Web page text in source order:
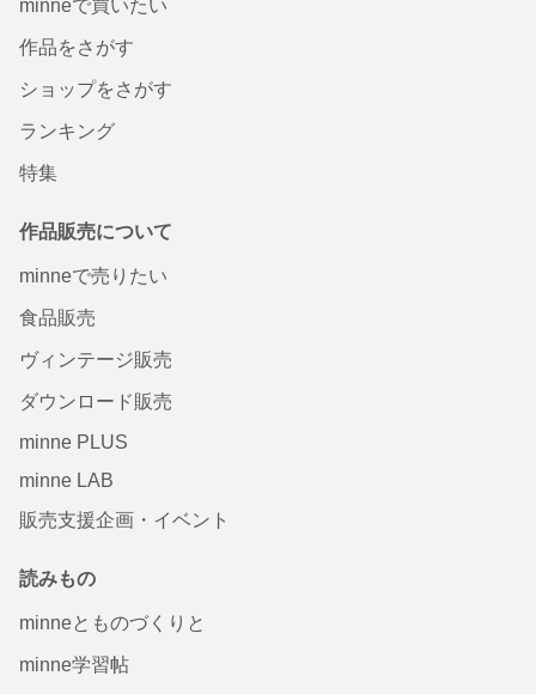
minneで買いたい
作品をさがす
ショップをさがす
ランキング
特集
作品販売について
minneで売りたい
食品販売
ヴィンテージ販売
ダウンロード販売
minne PLUS
minne LAB
販売支援企画・イベント
読みもの
minneとものづくりと
minne学習帖